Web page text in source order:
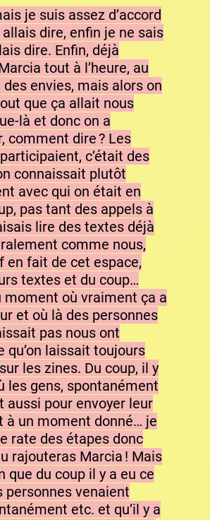
je suis assez d’accord
dire, enfin je ne sais
dire. Enfin, déjà
tout à l’heure, au
envies, mais alors on
que ça allait nous
là et donc on a
comment dire ? Les
c’était des
connaissait plutôt
avec qui on était en
pas tant des appels à
lire des textes déjà
comme nous,
en fait de cet espace,
textes et du coup…
moment où vraiment ça a
et où là des personnes
pas nous ont
qu’on laissait toujours
les zines. Du coup, il y
les gens, spontanément
aussi pour envoyer leur
à un moment donné… je
rate des étapes donc
rajouteras Marcia ! Mais
que du coup il y a eu ce
personnes venaient
etc. et qu’il y a